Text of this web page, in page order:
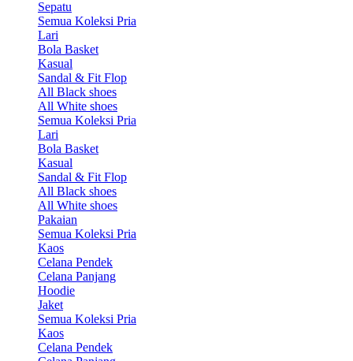
Sepatu
Semua Koleksi Pria
Lari
Bola Basket
Kasual
Sandal & Fit Flop
All Black shoes
All White shoes
Semua Koleksi Pria
Lari
Bola Basket
Kasual
Sandal & Fit Flop
All Black shoes
All White shoes
Pakaian
Semua Koleksi Pria
Kaos
Celana Pendek
Celana Panjang
Hoodie
Jaket
Semua Koleksi Pria
Kaos
Celana Pendek